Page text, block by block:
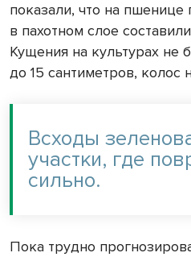
показали, что на пшенице
в пахотном слое
Кущения на культурах не
до 15 сантиметров, колос
Всходы
участки, где
сильно.
Пока трудно